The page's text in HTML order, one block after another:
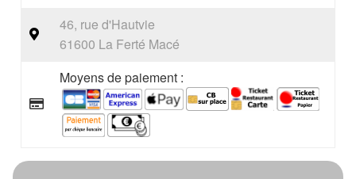
46, rue d'Hautvie
61600 La Ferté Macé
Moyens de paiement :